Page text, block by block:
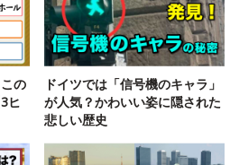
の
ヒ
ドイツでは「信号機のキャラ」
が人気？かわいい姿に隠された
悲しい歴史